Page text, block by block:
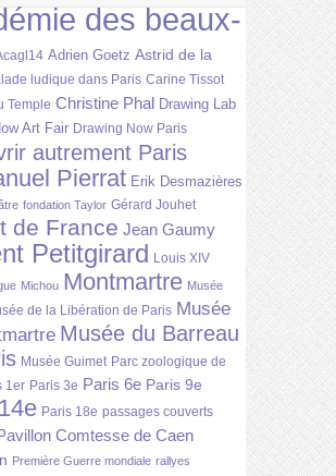
des beaux-
Adrien Goetz Astrid de la
ludique dans Paris Carine Tissot
Temple Christine Phal Drawing Lab
Art Fair Drawing Now Paris
autrement Paris
Pierrat Erik Desmazières
fondation Taylor Gérard Jouhet
de France Jean Gaumy
Petitgirard Louis XIV
Michou Montmartre Musée
de la Libération de Paris Musée
Musée du Barreau
Musée Guimet Parc zoologique de
1er Paris 3e Paris 6e Paris 9e
Paris 18e passages couverts
Comtesse de Caen
Première Guerre mondiale rallyes